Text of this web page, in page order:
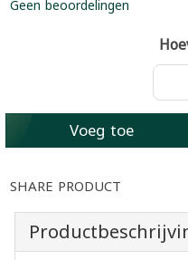
Geen beoordelingen
Voeg toe
SHARE PRODUCT